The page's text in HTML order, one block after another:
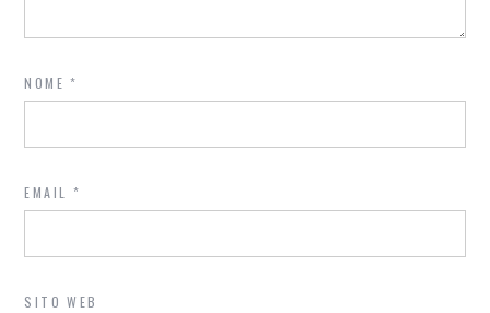
NOME*
EMAIL *
SITO WEB